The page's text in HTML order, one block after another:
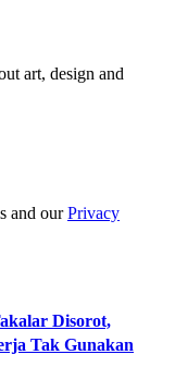
art, design and
and ourPrivacy
Disorot,
Tak Gunakan